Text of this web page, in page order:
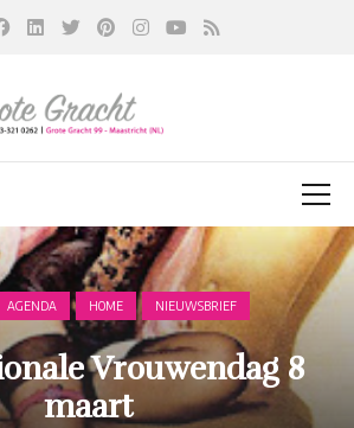
AGENDA HOME NIEUWSBRIEF
Vrouwendag 8
maart